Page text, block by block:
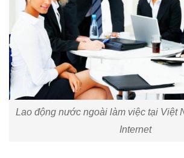
Lao động nước ngoài làm việc tại Việt
Internet